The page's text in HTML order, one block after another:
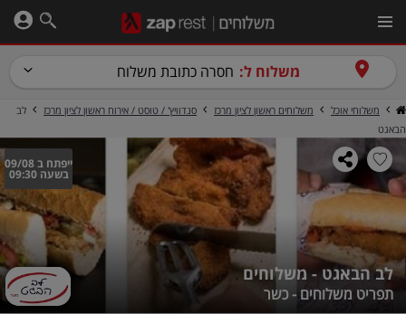
משלוח ל: חסרה כתובת משלוח
משלוחי אוכל משלוחים ראשון לציון מרכז סנדוויץ' / טוסט / אירוח ראשון לציון מרכז
לב
הבאגט
לב הבאגט - משלוחים
תפריט משלוחים - כשר
ייפתח ב 09/08
בשעה 09:30